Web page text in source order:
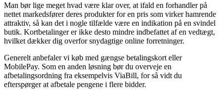
Man bør lige meget hvad være klar over, at ifald en forhandler på
nettet markedsfører deres produkter for en pris som virker hamrende
attraktiv, så kan det i nogle tilfælde være en indikation på en svindel
butik. Kortbetalinger er ikke desto mindre indbefattet af en vedtægt,
hvilket dækker dig overfor snydagtige online forretninger.
Generelt anbefaler vi køb med gængse betalingskort eller
MobilePay. Som en anden løsning bør du overveje en
afbetalingsordning fra eksempelvis ViaBill, for så vidt du
efterspørger at afbetale pengene i flere bidder.